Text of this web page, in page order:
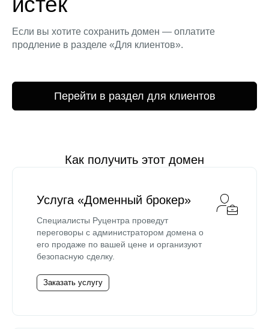
Если вы хотите сохранить домен — оплатите
продление в разделе «Для клиентов».
Перейти в раздел для клиентов
Как получить этот домен
Услуга «Доменный брокер»
Специалисты Руцентра проведут
переговоры с администратором домена о
его продаже по вашей цене и организуют
безопасную сделку.
Заказать услугу